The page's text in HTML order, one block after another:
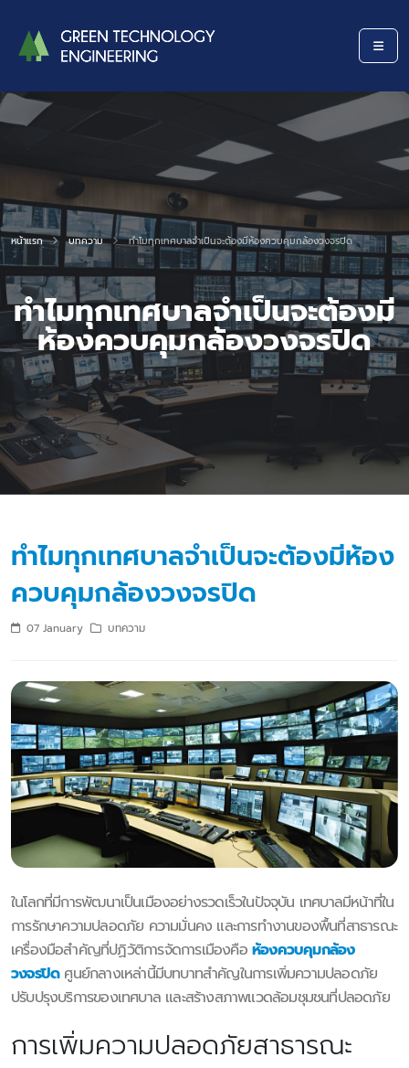
ทำไมทุกเทศบาลจำเป็นจะต้องมี
ห้องควบคุมกล้องวงจรปิด
หน้าแรก บทความ ทำไมทุกเทศบาลจำเป็นจะต้องมีห้องควบคุมกล้องวงจรปิด
ทำไมทุกเทศบาลจำเป็นจะต้องมีห้อง
ควบคุมกล้องวงจรปิด
07 January บทความ
ในโลกที่มีการพัฒนาเป็นเมืองอย่างรวดเร็วในปัจจุบัน เทศบาลมีหน้าที่ใน
การรักษาความปลอดภัย ความมั่นคง และการทำงานของพื้นที่สาธารณะ
เครื่องมือสำคัญที่ปฏิวัติการจัดการเมืองคือ ห้องควบคุมกล้อง
วงจรปิดศูนย์กลางเหล่านี้มีบทบาทสำคัญในการเพิ่มความปลอดภัย
ปรับปรุงบริการของเทศบาล และสร้างสภาพแวดล้อมชุมชนที่ปลอดภัย
การเพิ่มความปลอดภัยสาธารณะ